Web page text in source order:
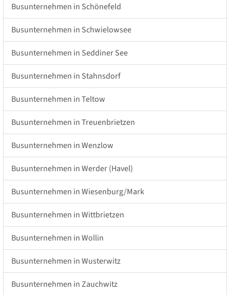
Busunternehmen in Schönefeld
Busunternehmen in Schwielowsee
Busunternehmen in Seddiner See
Busunternehmen in Stahnsdorf
Busunternehmen in Teltow
Busunternehmen in Treuenbrietzen
Busunternehmen in Wenzlow
Busunternehmen in Werder (Havel)
Busunternehmen in Wiesenburg/Mark
Busunternehmen in Wittbrietzen
Busunternehmen in Wollin
Busunternehmen in Wusterwitz
Busunternehmen in Zauchwitz